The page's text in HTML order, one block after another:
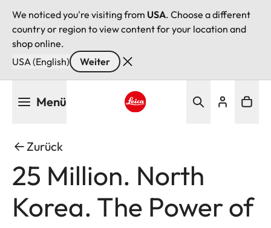
We noticed you're visiting from USA. Choose a different
country or region to view content for your location and
shop online.
USA (English)
Weiter
Menü
Zurück
25 Million. North
Korea. The Power of